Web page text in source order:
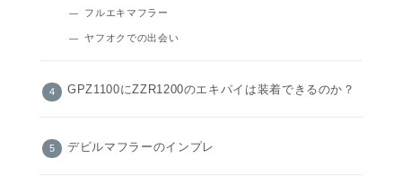
フルエキマフラー
ヤフオクでの出会い
GPZ1100にZZR1200のエキパイは装着できるのか？
デビルマフラーのインプレ